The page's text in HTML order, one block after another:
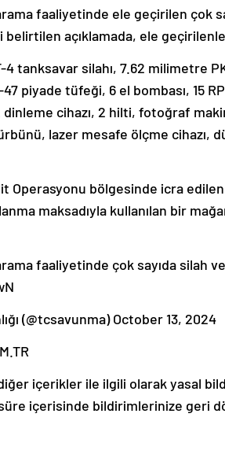
faaliyetinde ele geçirilen çok
açıklamada, ele
4 tanksavar silahı, 7.62 milimetre
piyade tüfeği, 6 el bombası, 15
cihazı, 2 hilti, fotoğraf
lazer mesafe ölçme cihazı,
Operasyonu bölgesinde icra
maksadıyla kullanılan bir
faaliyetinde çok sayıda silah
(@tcsavunma) October 13, 2024
içerikler ile ilgili olarak yasal
içerisinde bildirimlerinize geri